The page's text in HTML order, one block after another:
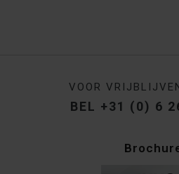
VOOR
BEL +31 (0) 6